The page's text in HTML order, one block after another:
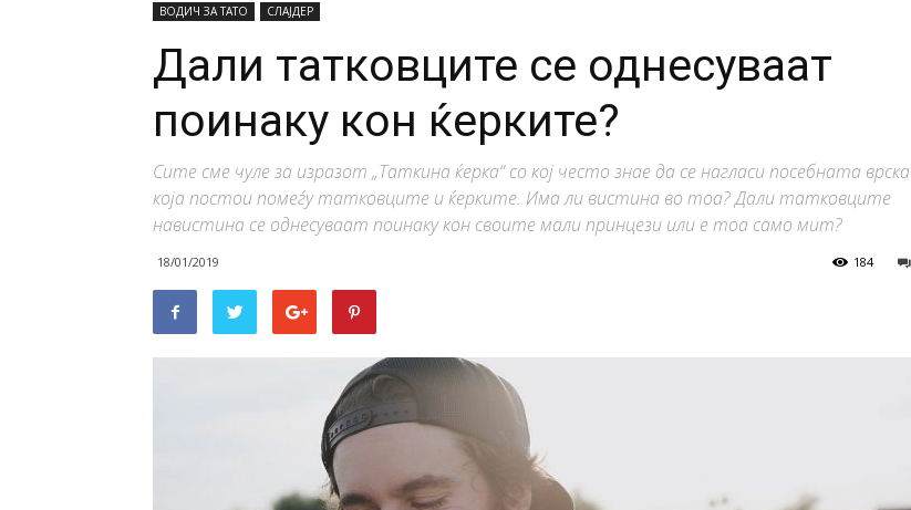
ВОДИЧ ЗА ТАТО СЛАЈДЕР
Дали татковците се однесуваат
поинаку кон ќерките?
Сите сме чуле за изразот „Таткина ќерка“ со кој често знае да се нагласи посебната врска
која постои помеѓу татковците и ќерките. Има ли вистина во тоа? Дали татковците
навистина се однесуваат поинаку кон своите мали принцези или е тоа само мит?
18/01/2019 184